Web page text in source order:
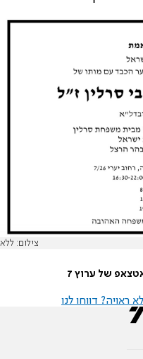
צילום: ללא
של ערוץ 7
דווחו לנו